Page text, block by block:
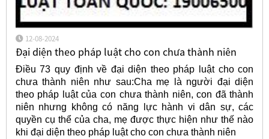
12-08-2024
Đại diện theo pháp luật cho con chưa thành niên
Điều 73 quy định về đại diện theo pháp luật cho con
chưa thành niên như sau:Cha mẹ là người đại diện
theo pháp luật của con chưa thành niên, con đã thành
niên nhưng không có năng lực hành vi dân sự, các
quyền cụ thể của cha, mẹ được thực hiện như thế nào
khi đại diện theo pháp luật cho con chưa thành niên